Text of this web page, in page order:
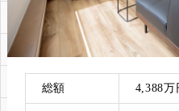
総額 4,388